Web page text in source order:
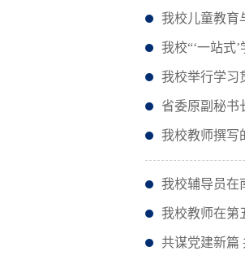
我校儿童教育
我校“‘一站式
我校举行学习
省委原副秘书
我校教师撰写
我校辅导员在
我校教师在第
共谋党建新